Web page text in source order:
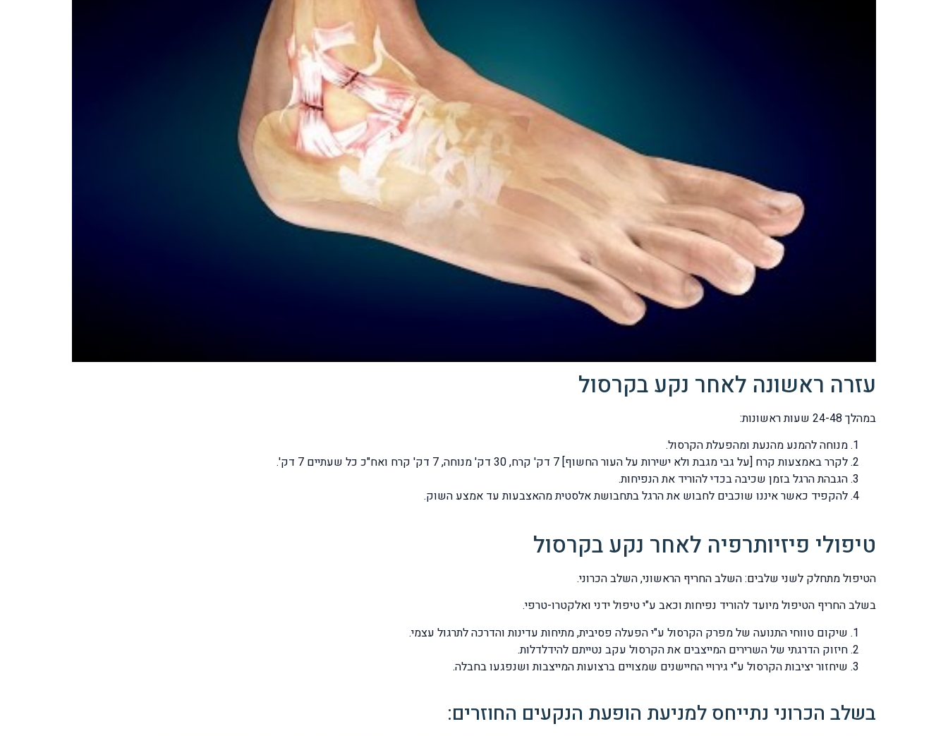
עזרה ראשונה לאחר נקע בקרסול
במהלך 24-48 שעות ראשונות:
מנוחה להמנע מהנעת ומהפעלת הקרסול.
לקרר באמצעות קרח [על גבי מגבת ולא ישירות על העור החשוף] 7 דק' קרח, 30 דק' מנוחה, 7 דק' קרח ואח"כ כל שעתיים 7 דק'.
הגבהת הרגל בזמן שכיבה בכדי להוריד את הנפיחות.
להקפיד כאשר איננו שוכבים לחבוש את הרגל בתחבושת אלסטית מהאצבעות עד אמצע השוק.
טיפולי פיזיותרפיה לאחר נקע בקרסול
הטיפול מתחלק לשני שלבים: השלב החריף הראשוני, השלב הכרוני.
בשלב החריף הטיפול מיועד להוריד נפיחות וכאב ע"י טיפול ידני ואלקטרו-טרפי.
שיקום טווחי התנועה של מפרק הקרסול ע"י הפעלה פסיבית, מתיחות עדינות והדרכה לתרגול עצמי.
חיזוק הדרגתי של השרירים המייצבים את הקרסול עקב נטייתם להידלדלות.
שיחזור יציבות הקרסול ע"י גירויי החיישנים שמצויים ברצועות המייצבות ושנפגעו בחבלה.
בשלב הכרוני נתייחס למניעת הופעת הנקעים החוזרים: